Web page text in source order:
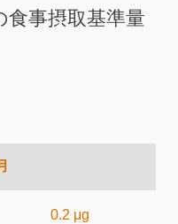
事摂取基準量
0.2 μg